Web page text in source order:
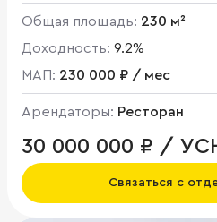
Общая площадь: 230 м²
Доходность: 9.2%
МАП: 230 000 ₽ / мес
Арендаторы: Ресторан
30 000 000 ₽ /
Связаться с